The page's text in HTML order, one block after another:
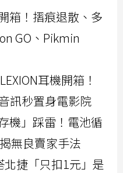
箱！摺痕退散、多
GO、Pikmin
耳機開箱！
訊秒置身電影院
機」踩雷！電池循
無良賣家手法
北捷「只扣1元」是